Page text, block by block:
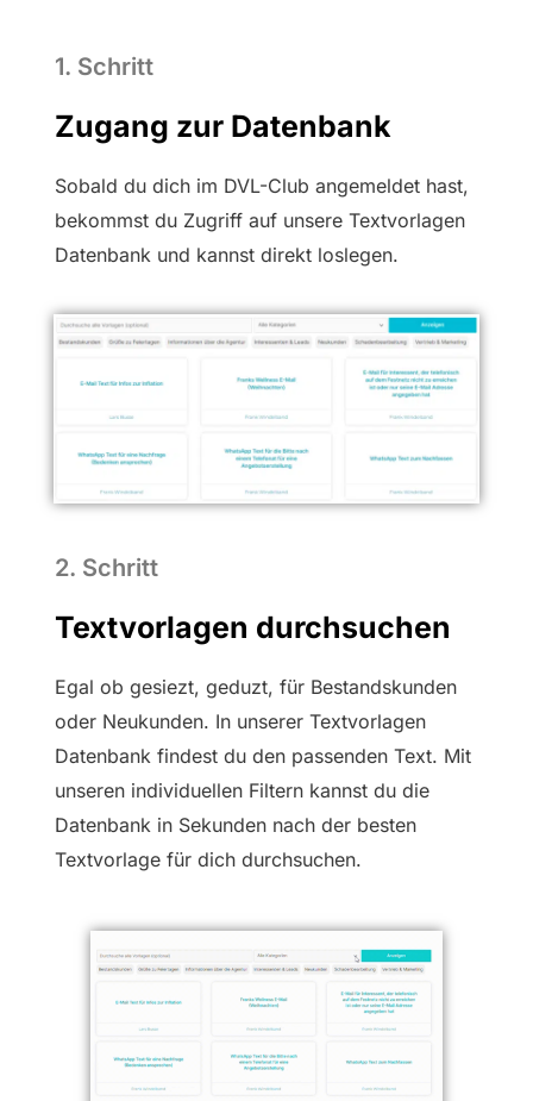
1. Schritt
Zugang zur Daten­­bank
Sobald du dich im DVL-Club angemeldet hast,
bekommst du Zugriff auf unsere Text­­vorlagen
Daten­­bank und kannst direkt loslegen.
2. Schritt
Text­vorlagen durchsuchen
Egal ob gesiezt, geduzt, für Bestandskunden
oder Neukunden. In unserer Textvorlagen
Datenbank findest du den passenden Text. Mit
unseren individuellen Filtern kannst du die
Datenbank in Sekunden nach der besten
Textvorlage für dich durchsuchen.